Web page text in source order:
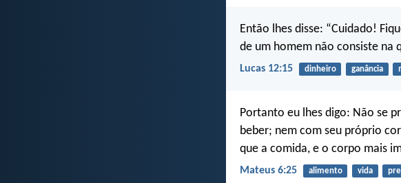
Então lhes disse: “Cuidado!
de um homem não consiste na
Lucas 12:15 dinheiro ganância
Portanto eu lhes digo: Não se
beber; nem com seu próprio
que a comida, e o corpo mais
Mateus 6:25 alimento vida